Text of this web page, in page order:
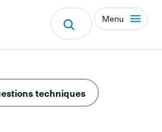
Menu
techniques